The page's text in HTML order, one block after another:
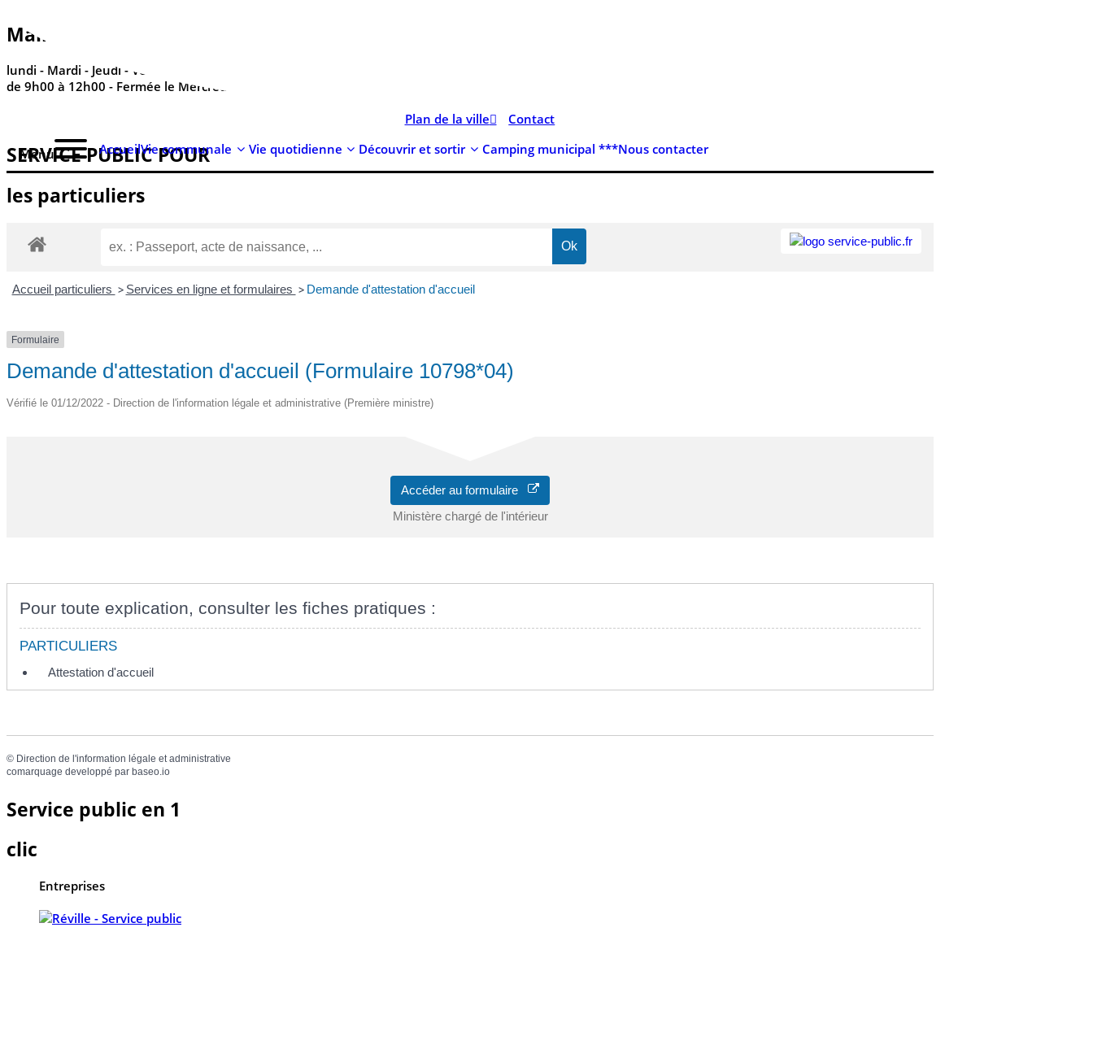
Mairie de Réville - ses horaires
lundi - Mardi - Jeudi - Vendredi - Samedi
de 9h00 à 12h00 - Fermée le Mercredi
Plan de la ville
Contact
Menu AccueilVie communale Vie quotidienne Découvrir et sortir Camping municipal ***Nous contacter
SERVICE PUBLIC POUR​
les particuliers
Accueil particuliers > Services en ligne et formulaires > Demande d'attestation d'accueil
Formulaire
Demande d'attestation d'accueil (Formulaire 10798*04)
Vérifié le 01/12/2022 - Direction de l'information légale et administrative (Première ministre)
Accéder au formulaire
Ministère chargé de l'intérieur
Pour toute explication, consulter les fiches pratiques :
PARTICULIERS
Attestation d'accueil
© Direction de l'information légale et administrative
comarquage developpé par baseo.io
Service public en 1
clic
Entreprises